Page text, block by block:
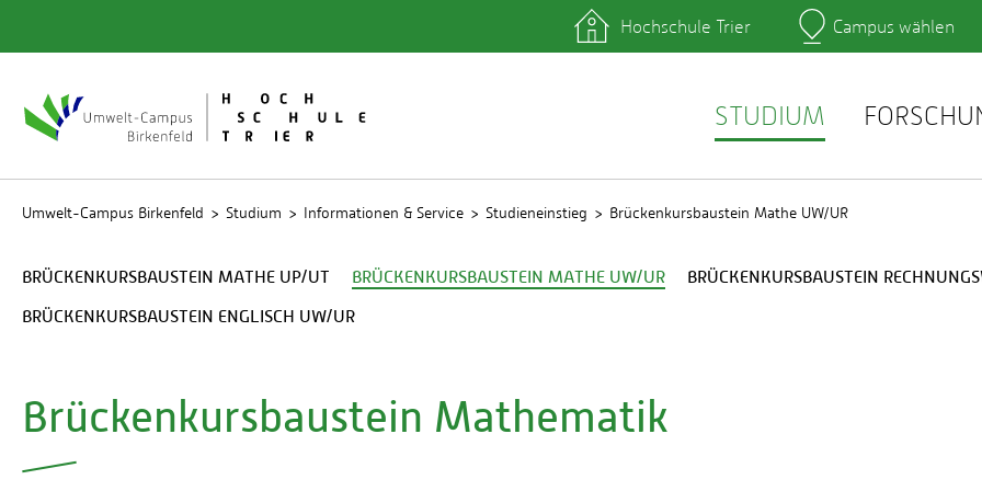
Lernplattformen
Webmail
Hochschule Trier Campus wählen
STUDIUM
Umwelt-Campus Birkenfeld Studium Informationen & Service Studieneinstieg Brückenkursbaustein Mathe UW/UR
BRÜCKENKURSBAUSTEIN MATHE UP/UT BRÜCKENKURSBAUSTEIN MATHE UW/UR BRÜCKENKURSBAUSTEIN
BRÜCKENKURSBAUSTEIN ENGLISCH UW/UR
Brückenkursbaustein Mathematik